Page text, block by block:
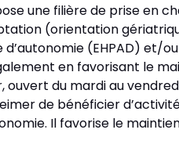
une filière de prise en
(orientation
(EHPAD) et/
en favorisant le
ouvert du mardi au
de bénéficier
Il favorise le